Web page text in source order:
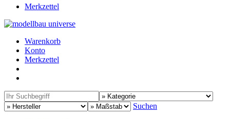
Merkzettel
Warenkorb
Konto
Merkzettel
Suchen